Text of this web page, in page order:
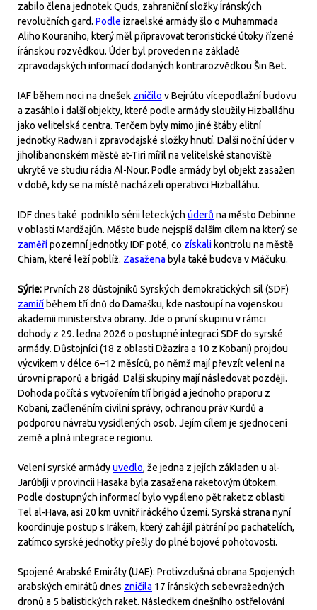
zabilo člena jednotek Quds, zahraniční složky Íránských
revolučních gard. Podle izraelské armády šlo o Muhammada
Aliho Kouraniho, který měl připravovat teroristické útoky řízené
íránskou rozvědkou. Úder byl proveden na základě
zpravodajských informací dodaných kontrarozvědkou Šin Bet.
IAF během noci na dnešek zničilo v Bejrútu vícepodlažní budovu
a zasáhlo i další objekty, které podle armády sloužily Hizballáhu
jako velitelská centra. Terčem byly mimo jiné štáby elitní
jednotky Radwan i zpravodajské složky hnutí. Další noční úder v
jiholibanonském městě at-Tiri mířil na velitelské stanoviště
ukryté ve studiu rádia Al-Nour. Podle armády byl objekt zasažen
v době, kdy se na místě nacházeli operativci Hizballáhu.
IDF dnes také podniklo sérii leteckých úderů na město Debinne
v oblasti Mardžajún. Město bude nejspíš dalším cílem na který se
zaměřípozemní jednotky IDF poté, co získali kontrolu na městě
Chiam, které leží poblíž. Zasažena byla také budova v Máčuku.
Sýrie:Prvních 28 důstojníků Syrských demokratických sil (SDF)
zamíří během tří dnů do Damašku, kde nastoupí na vojenskou
akademii ministerstva obrany. Jde o první skupinu v rámci
dohody z 29. ledna 2026 o postupné integraci SDF do syrské
armády. Důstojníci (18 z oblasti Džazíra a 10 z Kobani) projdou
výcvikem v délce 6–12 měsíců, po němž mají převzít velení na
úrovni praporů a brigád. Další skupiny mají následovat později.
Dohoda počítá s vytvořením tří brigád a jednoho praporu z
Kobani, začleněním civilní správy, ochranou práv Kurdů a
podporou návratu vysídlených osob. Jejím cílem je sjednocení
země a plná integrace regionu.
Velení syrské armádyuvedlo, že jedna z jejích základen u al-
Jarúbíji v provincii Hasaka byla zasažena raketovým útokem.
Podle dostupných informací bylo vypáleno pět raket z oblasti
Tel al-Hava, asi 20 km uvnitř iráckého území. Syrská strana nyní
koordinuje postup s Irákem, který zahájil pátrání po pachatelích,
zatímco syrské jednotky přešly do plné bojové pohotovosti.
Spojené Arabské Emiráty (UAE): Protivzdušná obrana Spojených
arabských emirátů dnes zničila 17 íránských sebevražedných
dronů a 5 balistických raket. Následkem dnešního ostřelování